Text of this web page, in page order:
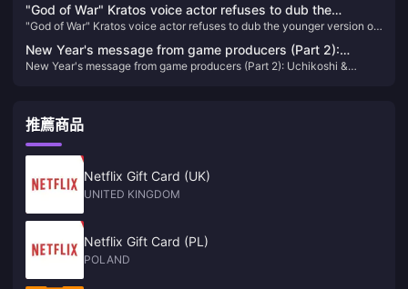
"God of War" Kratos voice actor refuses to dub the
younger version of Kratos out of respect for his original
wife
"God of War" Kratos voice actor refuses to dub the younger version of
New Year's message from game producers (Part 2):
Uchikoshi & Kodaka are working on a new crazy game, and
New Year's message from game producers (Part 2): Uchikoshi &
推薦商品
Netflix Gift Card (UK)
UNITED KINGDOM
Netflix Gift Card (PL)
POLAND